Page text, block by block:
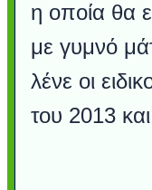
η οποία θα
με γυμνό
λένε οι
του 2013